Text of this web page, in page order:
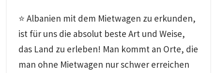
⭐ Albanien mit dem Mietwagen zu erkunden,
ist für uns die absolut beste Art und Weise,
das Land zu erleben! Man kommt an Orte, die
man ohne Mietwagen nur schwer erreichen